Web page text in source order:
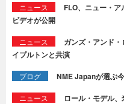
ニュース
FLO、ニュー・ア
ビデオが公開
ニュース
ガンズ・アンド
イプルトンと共演
ブログ NME Japanが選ぶ
ニュース
ロール・モデル